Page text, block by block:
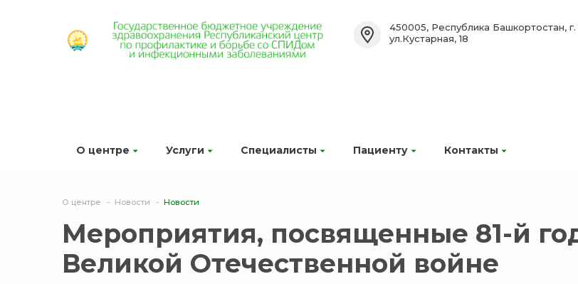
О центре Услуги Специалисты Пациенту Контакты
450005, Республика Башкортостан,
ул.Кустарная, 18
О центре Новости Новости
Мероприятия, посвященные 81-й
Великой Отечественной войне